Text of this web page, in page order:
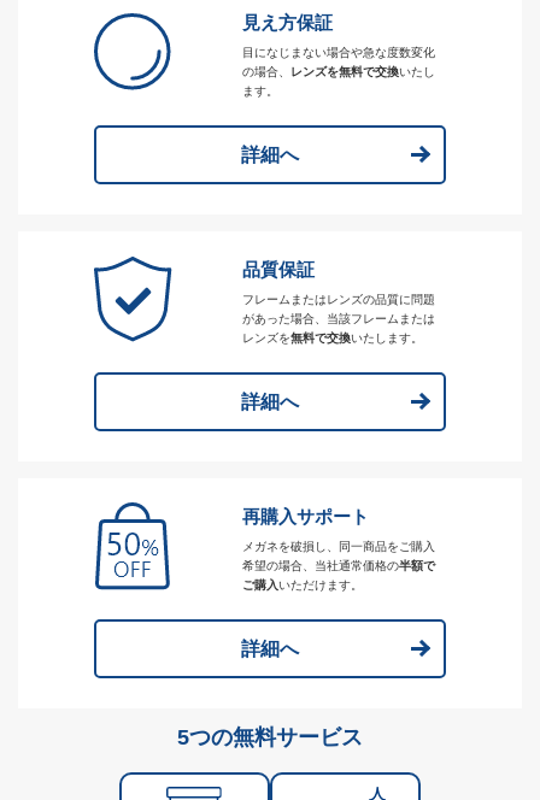
見え方保証
目になじまない場合や急な度数変化
の場合、
レンズを無料で交換いたし
ます。
詳細へ
品質保証
フレームまたはレンズの品質に問題
があった場合、当該フレームまたは
レンズを無料で交換いたします。
詳細へ
再購入サポート
メガネを破損し、同一商品をご購入
希望の場合、当社通常価格の半額で
ご購入いただけます。
詳細へ
5つの無料サービス